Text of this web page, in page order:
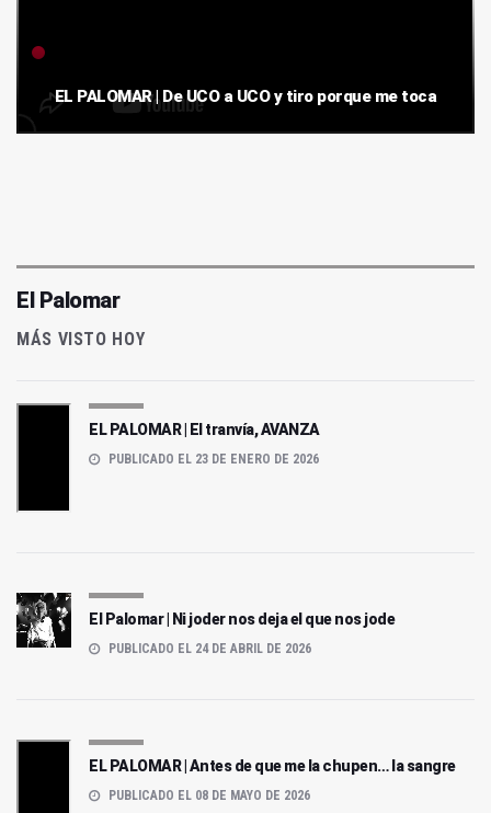
EL PALOMAR | De UCO a UCO y tiro porque me toca
El Palomar
MÁS VISTO HOY
EL PALOMAR | El tranvía, AVANZA
PUBLICADO EL 23 DE ENERO DE 2026
El Palomar | Ni joder nos deja el que nos jode
PUBLICADO EL 24 DE ABRIL DE 2026
EL PALOMAR | Antes de que me la chupen… la sangre
PUBLICADO EL 08 DE MAYO DE 2026